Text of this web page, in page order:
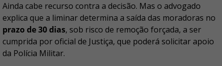
Ainda cabe recurso contra a decisão. Mas o advogado
explica que a liminar determina a saída das moradoras no
prazo de 30 dias, sob risco de remoção forçada, a ser
cumprida por oficial de Justiça, que poderá solicitar apoio
da Polícia Militar.